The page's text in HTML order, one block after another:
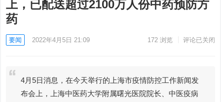
上，已配送超过2100万人份中药预防方
药
要闻 2022年4月5日 21:09 172浏览 评论已关闭
4月5日消息，在今天举行的上海市疫情防控工作新闻发
布会上，上海中医药大学附属曙光医院院长、中医疫病